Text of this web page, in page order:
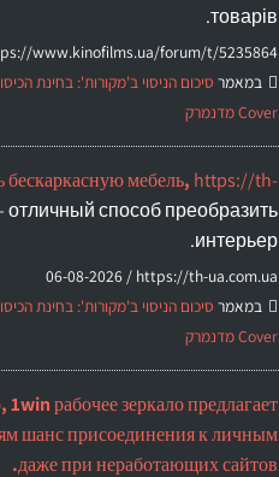
товарів.
www.kinofilms.ua/forum/t/5235864/ /
במאמר
Cover מדנמרק
бескаркасную мебель, https://th-
отличный способ преобразить
интерьер.
https://th-ua.com.ua /
06-08-2026
במאמר
Cover מדנמרק
1win рабочее зеркало предлагает
шанс присоединения к личным
даже при неработающих сайтов.